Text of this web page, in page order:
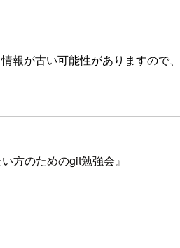
報が古い可能性がありますので、
方のためのgit勉強会』